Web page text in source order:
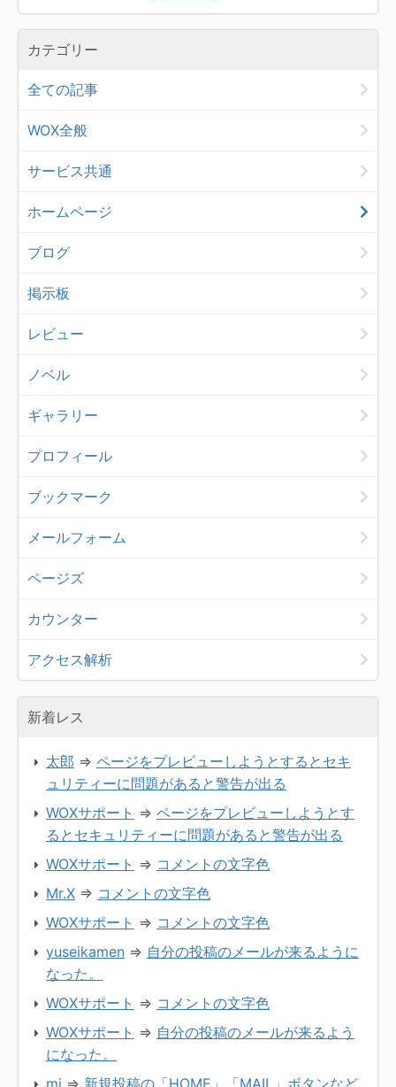
カテゴリー
全ての記事
WOX全般
サービス共通
ホームページ
ブログ
掲示板
レビュー
ノベル
ギャラリー
プロフィール
ブックマーク
メールフォーム
ページズ
カウンター
アクセス解析
新着レス
太郎 ⇒ ページをプレビューしようとするとセキ
ュリティーに問題があると警告が出る
WOXサポート ⇒ ページをプレビューしようとす
るとセキュリティーに問題があると警告が出る
WOXサポート ⇒ コメントの文字色
Mr.X ⇒ コメントの文字色
WOXサポート ⇒ コメントの文字色
yuseikamen ⇒ 自分の投稿のメールが来るように
なった。
WOXサポート ⇒ コメントの文字色
WOXサポート ⇒ 自分の投稿のメールが来るよう
になった。
mi ⇒ 新規投稿の「HOME」「MAIL」ボタンなど